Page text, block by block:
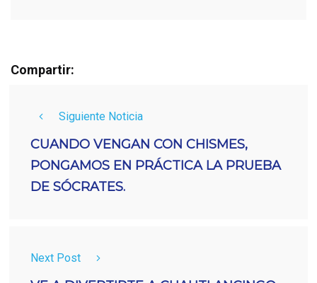
Compartir:
Siguiente Noticia
CUANDO VENGAN CON CHISMES,
PONGAMOS EN PRÁCTICA LA PRUEBA
DE SÓCRATES.
Next Post